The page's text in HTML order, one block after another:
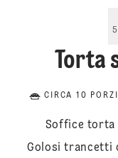
Torta
CIRCA 10
Soffice torta
Golosi trancetti